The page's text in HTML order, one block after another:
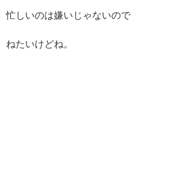
忙しいのは嫌いじゃないので
ねたいけどね。